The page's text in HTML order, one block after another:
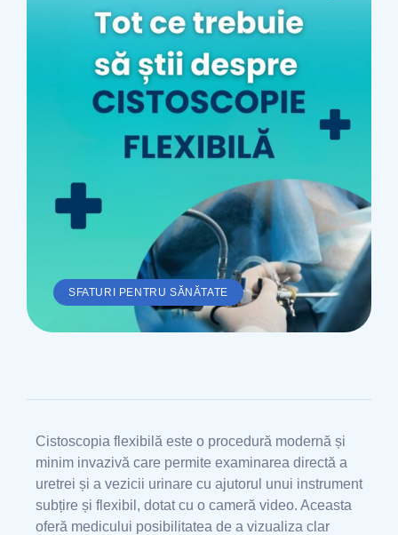
SFATURI PENTRU SĂNĂTATE
Cistoscopia flexibilă este o procedură modernă și
minim invazivă care permite examinarea directă a
uretrei și a vezicii urinare cu ajutorul unui instrument
subțire și flexibil, dotat cu o cameră video. Aceasta
oferă medicului posibilitatea de a vizualiza clar